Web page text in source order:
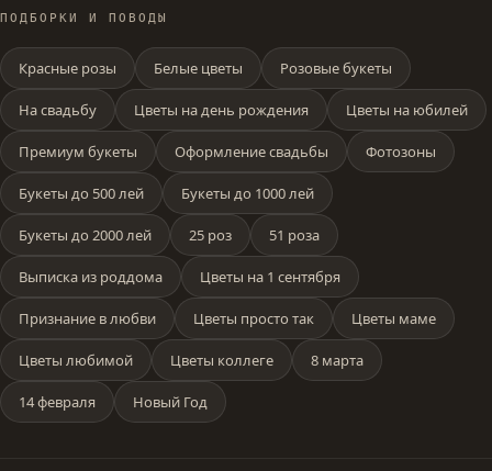
ПОДБОРКИ И ПОВОДЫ
Красные розы Белые цветы Розовые букеты
На свадьбу Цветы на день рождения Цветы на юбилей
Премиум букеты Оформление свадьбы Фотозоны
Букеты до 500 лей Букеты до 1000 лей
Букеты до 2000 лей 25 роз 51 роза
Выписка из роддома Цветы на 1 сентября
Признание в любви Цветы просто так Цветы маме
Цветы любимой Цветы коллеге 8 марта
14 февраля Новый Год